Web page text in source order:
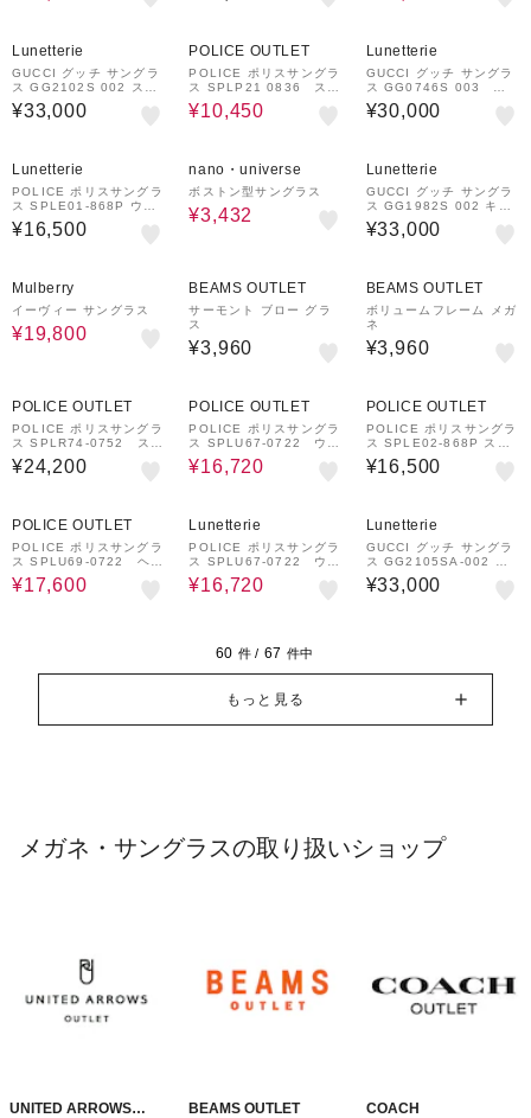
Lunetterie
GUCCI グッチ サングラ
ス GG2102S 002 スク
エアシェイプ
¥33,000
POLICE OUTLET
POLICE ポリスサングラ
ス SPLP21 0836 スク
エアシェイプ
¥10,450
Lunetterie
GUCCI グッチ サングラ
ス GG0746S 003 ス
クエアシェイプ
¥30,000
Lunetterie
POLICE ポリスサングラ
ス SPLE01-868P ウェ
リントンシェイプ 偏光サ
ングラス
¥16,500
nano・universe
ボストン型サングラス
¥3,432
Lunetterie
GUCCI グッチ サングラ
ス GG1982S 002 キャ
ットアイシェイプ
¥33,000
Mulberry
イーヴィー サングラス
¥19,800
BEAMS OUTLET
サーモント ブロー グラ
ス
¥3,960
BEAMS OUTLET
ボリュームフレーム メガ
ネ
¥3,960
POLICE OUTLET
POLICE ポリスサングラ
ス SPLR74-0752 スク
エアシェイプ
¥24,200
POLICE OUTLET
POLICE ポリスサングラ
ス SPLU67-0722 ウェ
リントンシェイプ
¥16,720
POLICE OUTLET
POLICE ポリスサングラ
ス SPLE02-868P スク
エアシェイプ 偏光サング
ラス
¥16,500
POLICE OUTLET
POLICE ポリスサングラ
ス SPLU69-0722 ヘキ
サゴンシェイプ
¥17,600
Lunetterie
POLICE ポリスサングラ
ス SPLU67-0722 ウェ
リントンシェイプ
¥16,720
Lunetterie
GUCCI グッチ サングラ
ス GG2105SA-002 ナ
ローシェイプ
¥33,000
60 件 / 67 件中
もっと見る
メガネ・サングラスの取り扱いショップ
UNITED ARROWS
BEAMS OUTLET COACH